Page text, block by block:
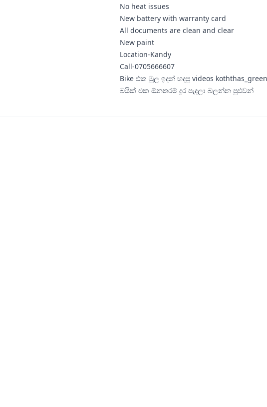
No heat issues
New battery with warranty card
All documents are clean and clear
New paint
Location-Kandy
Call-0705666607
Bike එක මුල ඉදන් හදපු videos
බයික් එක ඕනතරම් දුර පැදලා බලන්න පුළුවන්